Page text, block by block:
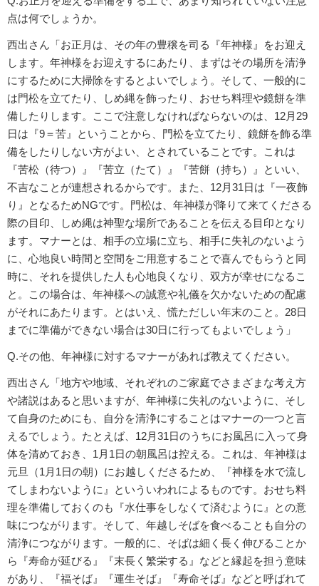
点は何でしょうか。
西出さん「お正月は、その年の豊穣を司る『年神様』をお迎え
します。年神様をお迎えするにあたり、まずはその場所を清浄
にするために大掃除をするとよいでしょう。そして、一般的に
は門松を立てたり、しめ縄を飾ったり、おせち料理や鏡餅を準
備したりします。ここで注意しなければならないのは、12月29
日は『9＝苦』ということから、門松を立てたり、鏡餅を飾る準
備をしたりしない方がよい、とされていることです。これは
『苦松（待つ）』『苦立（たて）』『苦餅（持ち）』といい、
不吉なことが連想されるからです。また、12月31日は『一夜飾
り』となるためNGです。門松は、年神様が降りて来てくださる
際の目印、しめ縄は神聖な場所であることを伝える目印となり
ます。マナーとは、相手の立場に立ち、相手に失礼のないよう
に、心地良い時間と空間をご用意することで喜んでもらうと同
時に、それを提供した人も心地良くなり、双方が幸せになるこ
と。この場合は、年神様への誠意や礼儀を欠かないための配慮
がそれにあたります。とはいえ、慌ただしい年末のこと。28日
までに準備ができない場合は30日に行ってもよいでしょう」
Q.その他、年神様に対するマナーがあれば教えてください。
西出さん「地方や地域、それぞれのご家庭でさまざまな考え方
や諸説はあると思いますが、年神様に失礼のないように、そし
て自身のためにも、自分を清浄にすることはマナーの一つと言
えるでしょう。たとえば、12月31日のうちにお風呂に入って身
体を清めておき、1月1日の朝風呂は控える。これは、年神様は
元旦（1月1日の朝）にお越しくださるため、『神様を水で流し
てしまわないように』といういわれによるものです。おせち料
理を準備しておくのも『水仕事をしなくて済むように』との意
味につながります。そして、年越しそばを食べることも自分の
清浄につながります。一般的に、そばは細く長く伸びることか
ら『寿命が延びる』『末長く繁栄する』などと縁起を担う意味
があり、『福そば』『運生そば』『寿命そば』などと呼ばれて